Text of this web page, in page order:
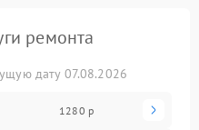
ремонта
дату 07.08.2026
1280 р